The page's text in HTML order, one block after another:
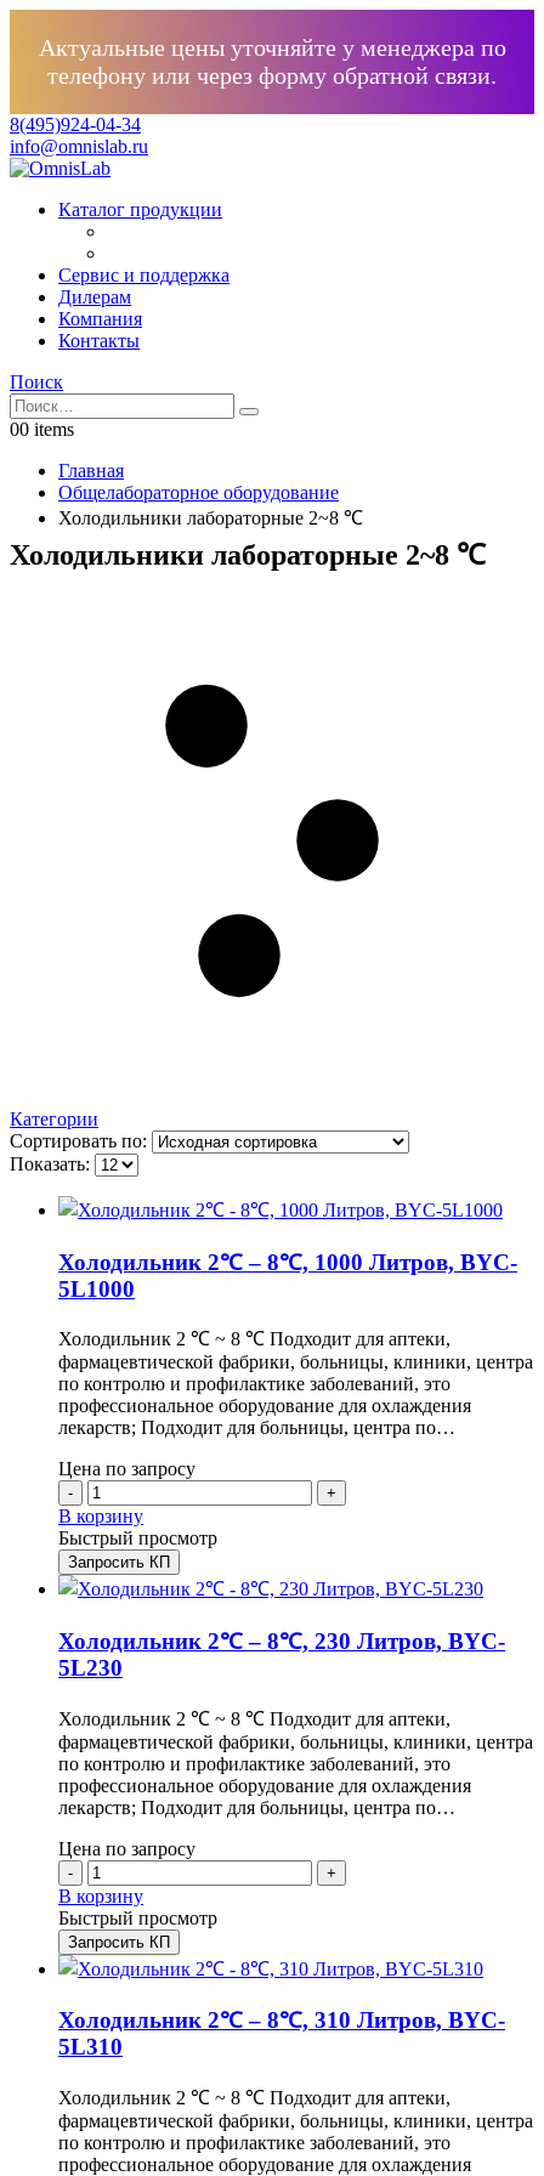
Актуальные цены уточняйте у менеджера по
телефону или через форму обратной связи.
8(495)924-04-34
info@omnislab.ru
Каталог продукции
Сервис и поддержка
Дилерам
Компания
Контакты
Поиск
00 items
Главная
Общелабораторное оборудование
Холодильники лабораторные 2~8 ℃
Холодильники лабораторные 2~8 ℃
Категории
Сортировать по:
Показать:
Холодильник 2℃ – 8℃, 1000 Литров, BYC-
5L1000
Холодильник 2 ℃ ~ 8 ℃ Подходит для аптеки,
фармацевтической фабрики, больницы, клиники, центра
по контролю и профилактике заболеваний, это
профессиональное оборудование для охлаждения
лекарств; Подходит для больницы, центра по…
Цена по запросу
- +
В корзину
Быстрый просмотр
Запросить КП
Холодильник 2℃ – 8℃, 230 Литров, BYC-
5L230
Холодильник 2 ℃ ~ 8 ℃ Подходит для аптеки,
фармацевтической фабрики, больницы, клиники, центра
по контролю и профилактике заболеваний, это
профессиональное оборудование для охлаждения
лекарств; Подходит для больницы, центра по…
Цена по запросу
- +
В корзину
Быстрый просмотр
Запросить КП
Холодильник 2℃ – 8℃, 310 Литров, BYC-
5L310
Холодильник 2 ℃ ~ 8 ℃ Подходит для аптеки,
фармацевтической фабрики, больницы, клиники, центра
по контролю и профилактике заболеваний, это
профессиональное оборудование для охлаждения